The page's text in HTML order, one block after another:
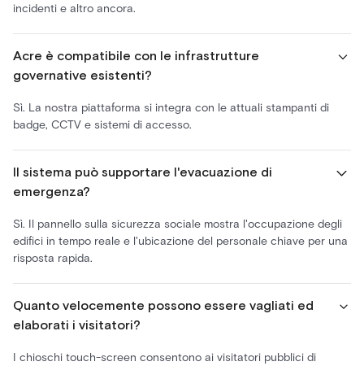
incidenti e altro ancora.
Acre è compatibile con le infrastrutture
governative esistenti?
Sì. La nostra piattaforma si integra con le attuali stampanti di
badge, CCTV e sistemi di accesso.
Il sistema può supportare l'evacuazione di
emergenza?
Sì. Il pannello sulla sicurezza sociale mostra l'occupazione degli
edifici in tempo reale e l'ubicazione del personale chiave per una
risposta rapida.
Quanto velocemente possono essere vagliati ed
elaborati i visitatori?
I chioschi touch-screen consentono ai visitatori pubblici di